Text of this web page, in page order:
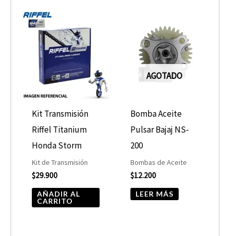
Kit Transmisión
Riffel Titanium
Honda Storm
Kit de Transmisión
$29.900
AÑADIR AL
CARRITO
AGOTADO
Bomba Aceite
Pulsar Bajaj NS-
200
Bombas de Aceite
$12.200
LEER MÁS